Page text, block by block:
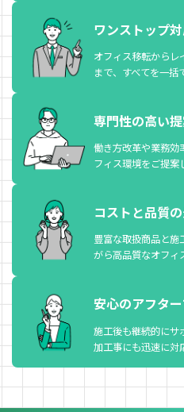
ワンストップ
オフィス移転からレ
まで、すべてを一括
専門性の高い
働き方改革や業務効
フィス環境をご提案
コストと品質
豊富な取扱商品と施
がら高品質なオフィ
安心のアフタ
施工後も継続的にサ
加工事にも迅速に対
新卒採用募集情報
一般採用募集情報